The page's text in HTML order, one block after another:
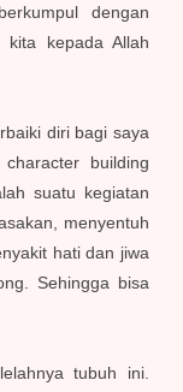
dengan
kita kepada Allah
diri bagi saya
building
suatu kegiatan
menyentuh
hati dan jiwa
Sehingga bisa
tubuh ini.